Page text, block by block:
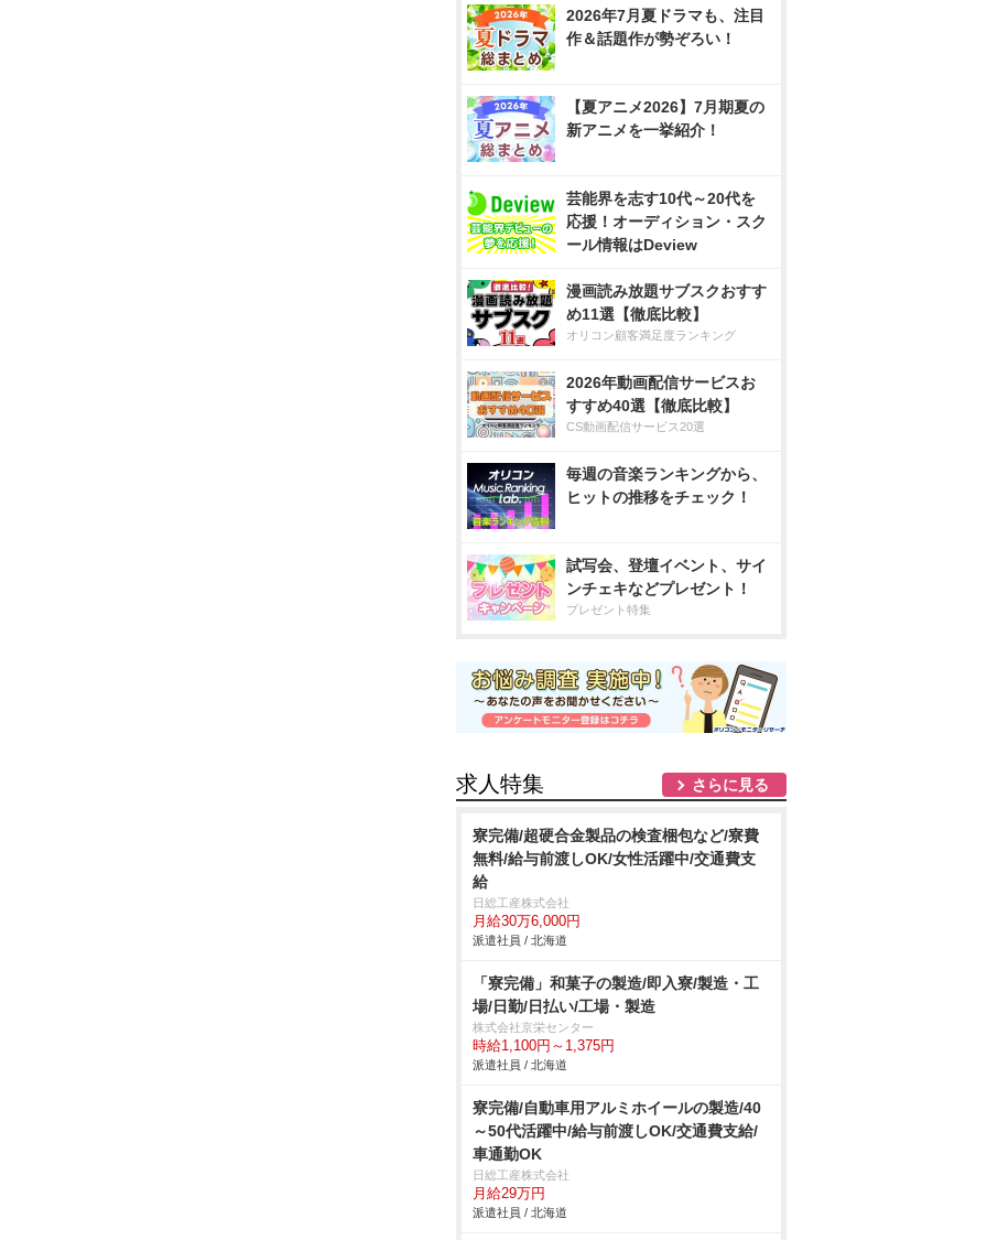
2026年7月夏ドラマも、注目
作＆話題作が勢ぞろい！
【夏アニメ2026】7月期夏の
新アニメを一挙紹介！
芸能界を志す10代～20代を
応援！オーディション・スク
ール情報はDeview
漫画読み放題サブスクおすす
め11選【徹底比較】
オリコン顧客満足度ランキング
2026年動画配信サービスお
すすめ40選【徹底比較】
CS動画配信サービス20選
毎週の音楽ランキングから、
ヒットの推移をチェック！
試写会、登壇イベント、サイ
ンチェキなどプレゼント！
プレゼント特集
求人特集 さらに見る
寮完備/超硬合金製品の検査梱包など/寮費
無料/給与前渡しOK/女性活躍中/交通費支
給
日総工産株式会社
月給30万6,000円
派遣社員 / 北海道
「寮完備」和菓子の製造/即入寮/製造・工
場/日勤/日払い/工場・製造
株式会社京栄センター
時給1,100円～1,375円
派遣社員 / 北海道
寮完備/自動車用アルミホイールの製造/40
～50代活躍中/給与前渡しOK/交通費支給/
車通勤OK
日総工産株式会社
月給29万円
派遣社員 / 北海道